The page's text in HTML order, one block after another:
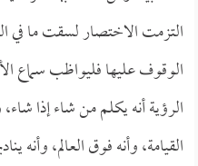
التزمت الاختصار لسقت ما في
الوقوف عليها فليواظب سماع
الرؤية أنه يكلم من شاء إذا
القيامة، وأنه فوق العالم،